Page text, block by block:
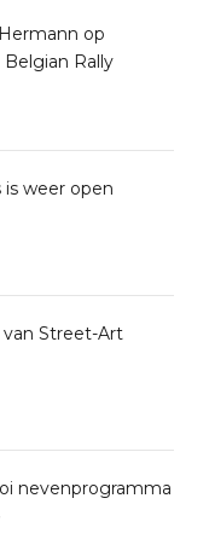
op
Rally
is weer open
van Street-Art
nevenprogramma